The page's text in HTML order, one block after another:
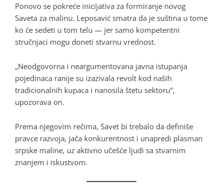
Ponovo se pokreće inicijativa za formiranje novog
Saveta za malinu. Leposavić smatra da je suština u tome
ko će sedeti u tom telu — jer samo kompetentni
stručnjaci mogu doneti stvarnu vrednost.
„Neodgovorna i neargumentovana javna istupanja
pojedinaca ranije su izazivala revolt kod naših
tradicionalnih kupaca i nanosila štetu sektoru“,
upozorava on.
Prema njegovim rečima, Savet bi trebalo da definiše
pravce razvoja, jača konkurentnost i unapredi plasman
srpske maline, uz aktivno učešće ljudi sa stvarnim
znanjem i iskustvom.